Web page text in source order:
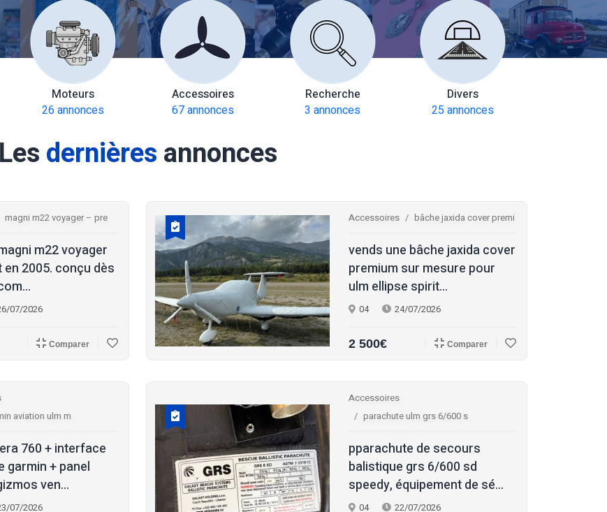
Moteurs
26 annonces
Accessoires
67 annonces
Recherche
3 annonces
Divers
25 annonces
Lesdernièresannonces
magni m22 voyager – pre
m22 voyager
2005. conçu dès
07/2026
Comparer
Accessoires bâche jaxida cover premi
vends une bâche jaxida cover
premium sur mesure pour
ulm ellipse spirit...
04 24/07/2026
2 500€ Comparer
aviation ulm m
760 + interface
garmin + panel
ven...
07/2026
Accessoires
parachute ulm grs 6/600 s
pparachute de secours
balistique grs 6/600 sd
speedy, équipement de sé...
04 22/07/2026